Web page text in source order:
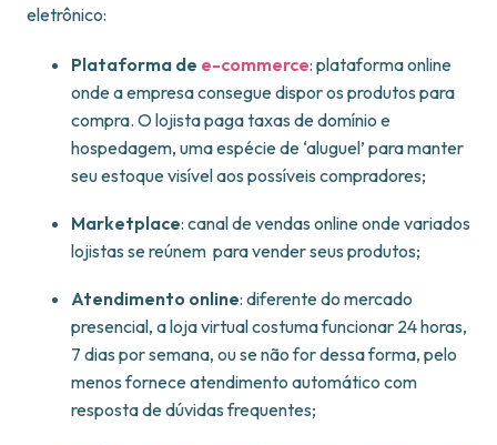
eletrônico:
Plataforma de e-commerce: plataforma online
onde a empresa consegue dispor os produtos para
compra. O lojista paga taxas de domínio e
hospedagem, uma espécie de ‘aluguel’ para manter
seu estoque visível aos possíveis compradores;
Marketplace: canal de vendas online onde variados
lojistas se reúnem para vender seus produtos;
Atendimento online: diferente do mercado
presencial, a loja virtual costuma funcionar 24 horas,
7 dias por semana, ou se não for dessa forma, pelo
menos fornece atendimento automático com
resposta de dúvidas frequentes;